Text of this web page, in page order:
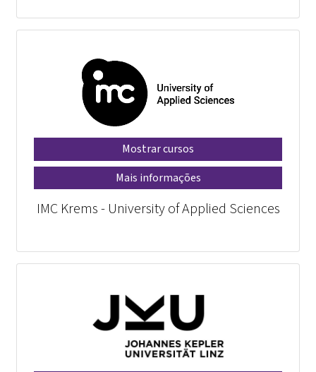
Mostrar cursos
Mais informações
IMC Krems - University of Applied Sciences